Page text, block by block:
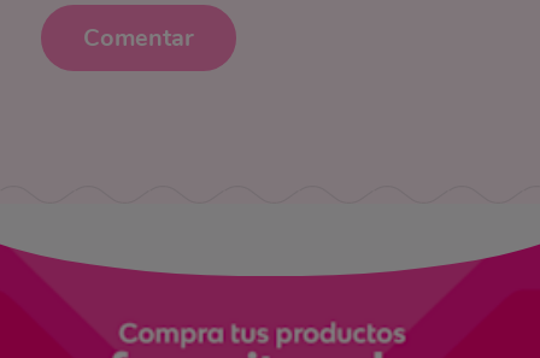
Comentar